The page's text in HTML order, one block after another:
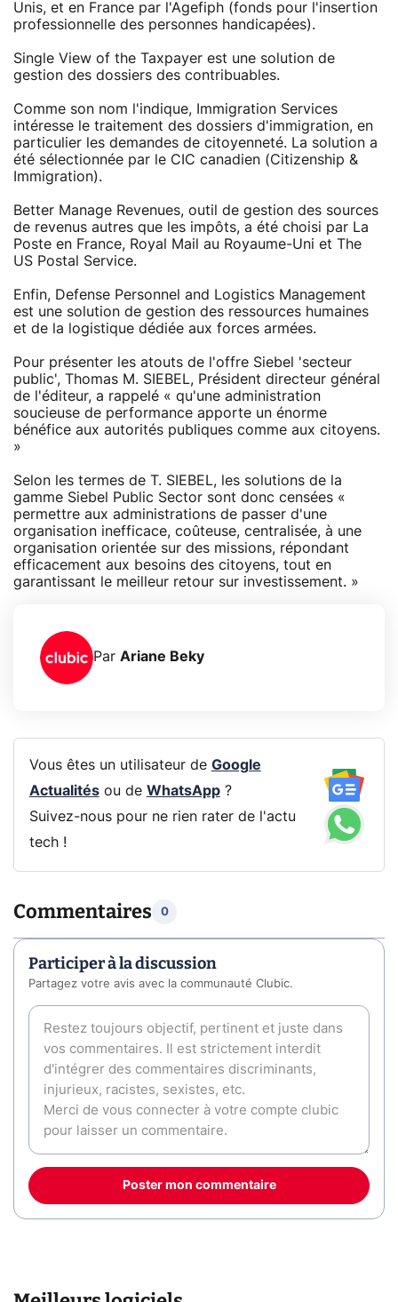
Unis, et en France par l'Agefiph (fonds pour l'insertion
professionnelle des personnes handicapées).
Single View of the Taxpayer est une solution de
gestion des dossiers des contribuables.
Comme son nom l'indique, Immigration Services
intéresse le traitement des dossiers d'immigration, en
particulier les demandes de citoyenneté. La solution a
été sélectionnée par le CIC canadien (Citizenship &
Immigration).
Better Manage Revenues, outil de gestion des sources
de revenus autres que les impôts, a été choisi par La
Poste en France, Royal Mail au Royaume-Uni et The
US Postal Service.
Enfin, Defense Personnel and Logistics Management
est une solution de gestion des ressources humaines
et de la logistique dédiée aux forces armées.
Pour présenter les atouts de l'offre Siebel 'secteur
public', Thomas M. SIEBEL, Président directeur général
de l'éditeur, a rappelé « qu'une administration
soucieuse de performance apporte un énorme
bénéfice aux autorités publiques comme aux citoyens.
»
Selon les termes de T. SIEBEL, les solutions de la
gamme Siebel Public Sector sont donc censées «
permettre aux administrations de passer d'une
organisation inefficace, coûteuse, centralisée, à une
organisation orientée sur des missions, répondant
efficacement aux besoins des citoyens, tout en
garantissant le meilleur retour sur investissement. »
Par Ariane Beky
Vous êtes un utilisateur de Google
Actualitésou de WhatsApp?
Suivez-nous pour ne rien rater de l'actu
tech !
Commentaires 0
Participer à la discussion
Partagez votre avis avec la communauté Clubic.
Poster mon commentaire